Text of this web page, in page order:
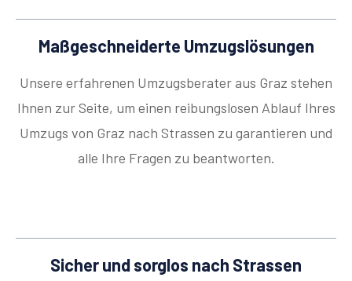
Maßgeschneiderte Umzugslösungen
Unsere erfahrenen Umzugsberater aus Graz stehen
Ihnen zur Seite, um einen reibungslosen Ablauf Ihres
Umzugs von Graz nach Strassen zu garantieren und
alle Ihre Fragen zu beantworten.
Sicher und sorglos nach Strassen